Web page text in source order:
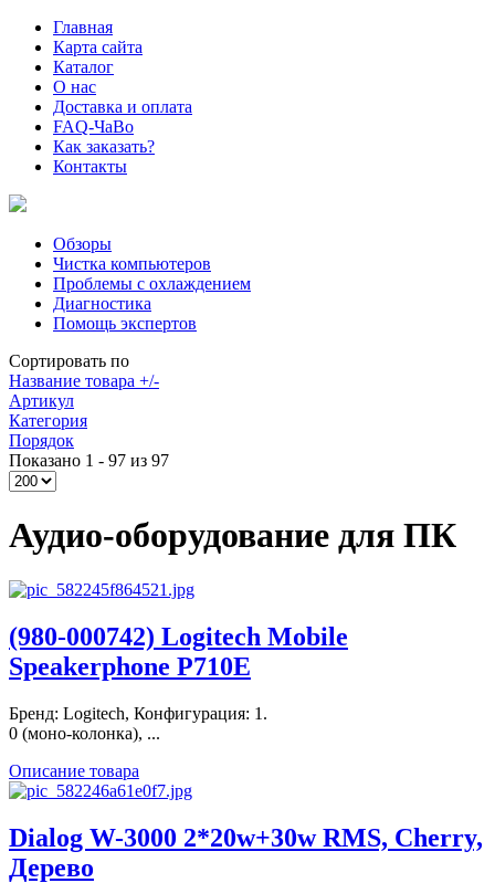
Главная
Карта сайта
Каталог
О нас
Доставка и оплата
FAQ-ЧаВо
Как заказать?
Контакты
Обзоры
Чистка компьютеров
Проблемы с охлаждением
Диагностика
Помощь экспертов
Сортировать по
Название товара +/-
Артикул
Категория
Порядок
Показано 1 - 97 из 97
Аудио-оборудование для ПК
(980-000742) Logitech Mobile
Speakerphone P710E
Бренд: Logitech, Конфигурация: 1.
0 (моно-колонка), ...
Описание товара
Dialog W-3000 2*20w+30w RMS, Cherry,
Дерево